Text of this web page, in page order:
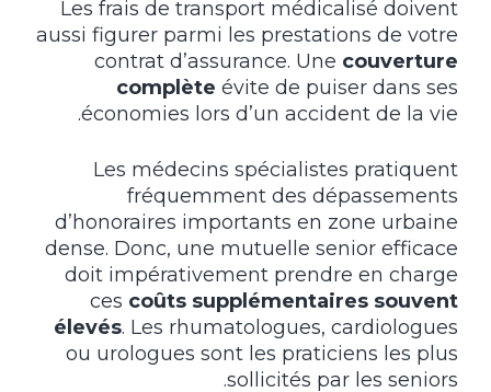
Les frais de transport médicalisé doivent
aussi figurer parmi les prestations de votre
contrat d’assurance. Une couverture
complète évite de puiser dans ses
économies lors d’un accident de la vie.
Les médecins spécialistes pratiquent
fréquemment des dépassements
d’honoraires importants en zone urbaine
dense. Donc, une mutuelle senior efficace
doit impérativement prendre en charge
ces coûts supplémentaires souvent
élevés. Les rhumatologues, cardiologues
ou urologues sont les praticiens les plus
sollicités par les seniors.